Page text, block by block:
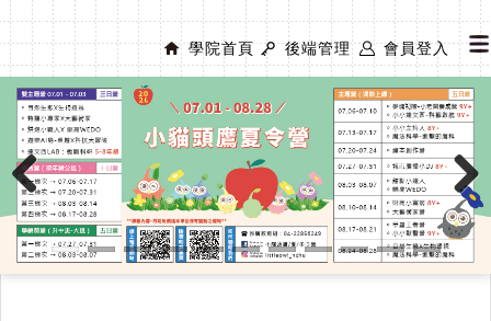
學院首頁 後端管理 會員登入
Previous Next